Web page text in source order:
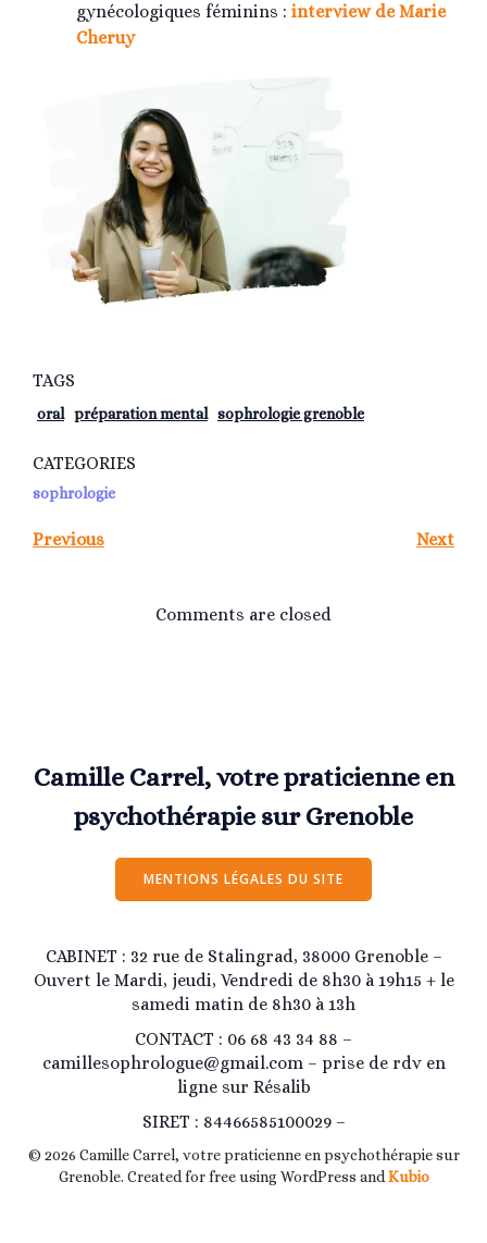
gynécologiques féminins : interview de Marie
Cheruy
TAGS
oral préparation mental sophrologie grenoble
CATEGORIES
sophrologie
Previous Next
Comments are closed
Camille Carrel, votre praticienne en
psychothérapie sur Grenoble
MENTIONS LÉGALES DU SITE
CABINET : 32 rue de Stalingrad, 38000 Grenoble –
Ouvert le Mardi, jeudi, Vendredi de 8h30 à 19h15 + le
samedi matin de 8h30 à 13h
CONTACT : 06 68 43 34 88 –
camillesophrologue@gmail.com – prise de rdv en
ligne sur Résalib
SIRET : 84466585100029 –
© 2026 Camille Carrel, votre praticienne en psychothérapie sur
Grenoble. Created for free using WordPress andKubio